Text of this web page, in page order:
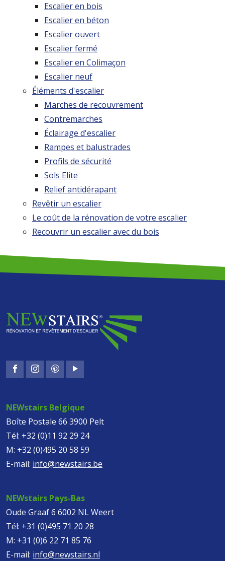
Escalier en bois
Escalier en béton
Escalier ouvert
Escalier fermé
Escalier en Colimaçon
Escalier neuf
Éléments d'escalier
Marches de recouvrement
Contremarches
Éclairage d'escalier
Rampes et balustrades
Profils de sécurité
Sols Elite
Relief antidérapant
Revêtir un escalier
Le coût de la rénovation de votre escalier
Recouvrir un escalier avec du bois
NEWstairs Belgique
Boîte Postale 66 3900 Pelt
Tél: +32 (0)11 92 29 24
M: +32 (0)495 20 58 59
E-mail: info@newstairs.be
NEWstairs Pays-Bas
Oude Graaf 6 6002 NL Weert
Tél: +31 (0)495 71 20 28
M: +31 (0)6 22 71 85 76
E-mail: info@newstairs.nl